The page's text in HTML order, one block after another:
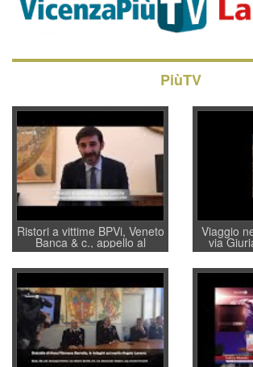
PiùTV
Ristori a vittime BPVi, Veneto
Banca & c., appello al
sottosegretario Alessio
Villarosa: per mettere ordine
convochi con Di Maio CNCU
a supporto della cabina di
regia al Mef
Viaggio
via
Vicenza
un